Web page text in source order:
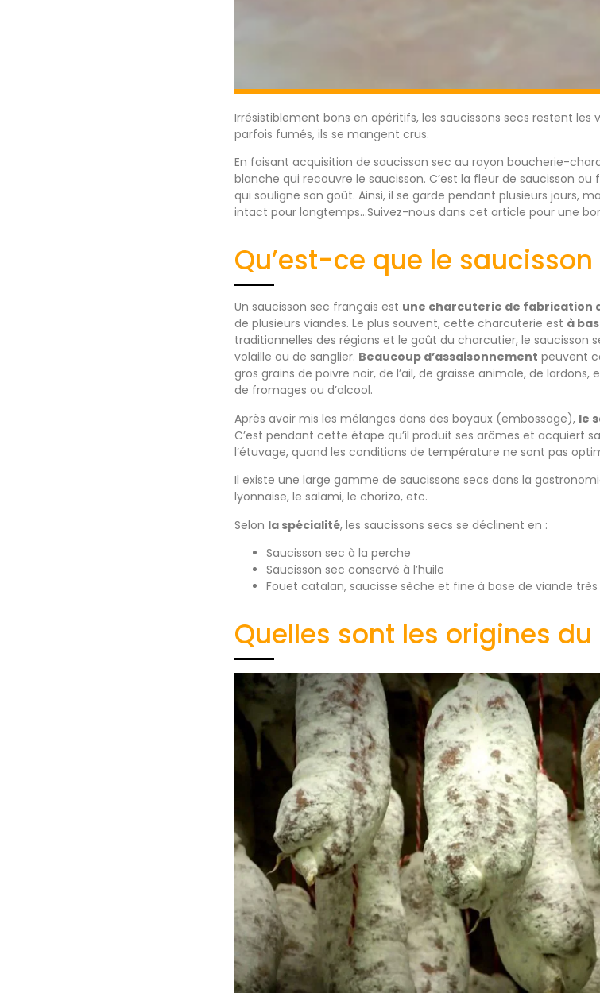
Irrésistiblement bons en apéritifs, les saucissons secs restent
parfois fumés, ils se mangent crus.
En faisant acquisition de saucisson sec au rayon boucherie-
blanche qui recouvre le saucisson. C’est la fleur de saucisson
qui souligne son goût. Ainsi, il se garde pendant plusieurs jours,
intact pour longtemps…Suivez-nous dans cet article pour une
Qu’est-ce que le saucisson
Un saucisson sec français est une charcuterie de fabrication
de plusieurs viandes. Le plus souvent, cette charcuterie est à
traditionnelles des régions et le goût du charcutier, le
volaille ou de sanglier. Beaucoup d’assaisonnement peuvent
gros grains de poivre noir, de l’ail, de graisse animale, de
de fromages ou d’alcool.
Après avoir mis les mélanges dans des boyaux (embossage), le
C’est pendant cette étape qu’il produit ses arômes et acquiert
l’étuvage, quand les conditions de température ne sont pas
Il existe une large gamme de saucissons secs dans la
lyonnaise, le salami, le chorizo, etc.
Selon la spécialité, les saucissons secs se déclinent en :
Saucisson sec à la perche
Saucisson sec conservé à l’huile
Fouet catalan, saucisse sèche et fine à base de viande
Quelles sont les origines